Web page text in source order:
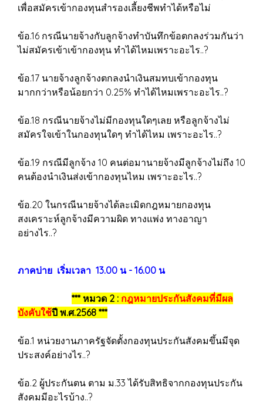
เพื่อสมัครเข้ากองทุนสำรองเลี้ยงชีพทำได้หรือไม่
ข้อ.16 กรณีนายจ้างกับลูกจ้างทำบันทึกข้อตกลงร่วมกันว่า
ไม่สมัครเข้าเข้ากองทุน ทำได้ไหมเพราะอะไร..?
ข้อ.17 นายจ้างลูกจ้างตกลงนำเงินสมทบเข้ากองทุน
มากกว่าหรือน้อยกว่า 0.25% ทำได้ไหมเพราะอะไร..?
ข้อ.18 กรณีนายจ้างไม่มีกองทุนใดๆเลย หรือลูกจ้างไม่
สมัครใจเข้าในกองทุนใดๆ ทำได้ไหม เพราะอะไร..?
ข้อ.19 กรณีมีลูกจ้าง 10 คนต่อมานายจ้างมีลูกจ้างไม่ถึง 10
คนต้องนำเงินส่งเข้ากองทุนไหม เพราะอะไร..?
ข้อ.20 ในกรณีนายจ้างได้ละเมิดกฎหมายกองทุน
สงเคราะห์ลูกจ้างมีความผิด ทางแพ่ง ทางอาญา
อย่างไร..?
ภาคบ่าย เริ่มเวลา 13.00 น - 16.00 น
*** หมวด 2 : กฎหมายประกันสังคมที่มีผล
บังคับใช้ปี พ.ศ.2568 ***
ข้อ.1 หน่วยงานภาครัฐจัดตั้งกองทุนประกันสังคมขึ้นมีจุด
ประสงค์อย่างไร..?
ข้อ.2 ผู้ประกันตน ตาม ม.33 ได้รับสิทธิจากกองทุนประกัน
สังคมมีอะไรบ้าง..?